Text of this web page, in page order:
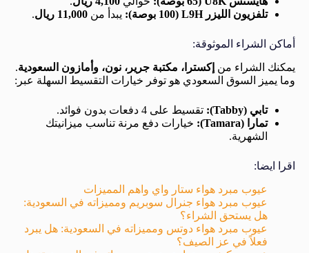
تلفزيون الليزر L9H (100 بوصة):
يبدأ من 11,000 ريال .
أماكن الشراء الموثوقة:
يمكنك الشراء من إكسترا، مكتبة جرير، نون، وأمازون السعودية.
وما يميز السوق السعودي هو توفر خيارات التقسيط السهلة عبر:
تابي (Tabby):
تقسيط على 4 دفعات بدون فوائد.
تمارا (Tamara):
خيارات دفع مرنة تناسب ميزانيتك
الشهرية.
اقرا ايضا:
عيوب مبرد هواء ستار واي واهم المميزات
عيوب مبرد هواء جنرال سوبريم ومميزاته في السعودية:
هل يستحق الشراء؟
عيوب مبرد هواء دوتس ومميزاته في السعودية: هل يبرد
فعلاً في عز الصيف؟